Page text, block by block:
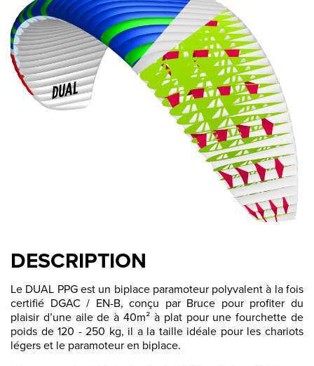
DESCRIPTION
Le DUAL PPG est un biplace paramoteur polyvalent à la fois
certifié DGAC / EN-B, conçu par Bruce pour profiter du
plaisir d’une aile de à 40m² à plat pour une fourchette de
poids de 120 - 250 kg, il a la taille idéale pour les chariots
légers et le paramoteur en biplace.